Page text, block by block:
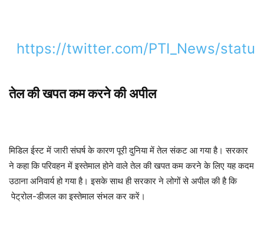
https://twitter.com/PTI_News/
तेल की खपत कम करने की अपील
मिडिल ईस्ट में जारी संघर्ष के कारण पूरी दुनिया में तेल संकट आ गया है। सरकार
ने कहा कि परिवहन में इस्तेमाल होने वाले तेल की खपत कम करने के लिए यह कदम
उठाना अनिवार्य हो गया है। इसके साथ ही सरकार ने लोगों से अपील की है कि
पेट्रोल-डीजल का इस्‍तेमाल संभल कर करें।